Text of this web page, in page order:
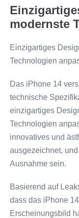
modernste
Einzigartiges
Technologien
Das iPhone 14
technische
einzigartiges
Technologien
innovatives und
ausgezeichnet,
Ausnahme sein.
Basierend auf
dass das iPhone
Erscheinungsbild